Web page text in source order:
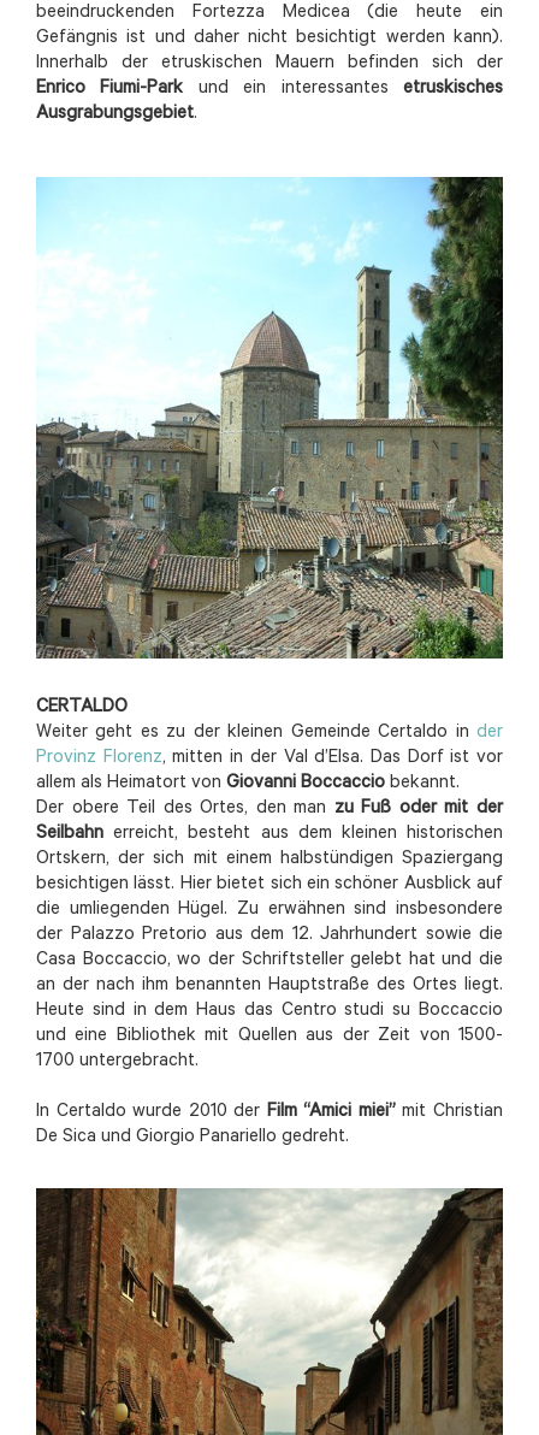
beeindruckenden Fortezza Medicea (die heute ein
Gefängnis ist und daher nicht besichtigt werden kann).
Innerhalb der etruskischen Mauern befinden sich der
Enrico Fiumi-Park und ein interessantesetruskisches
Ausgrabungsgebiet.
CERTALDO
Weiter geht es zu der kleinen Gemeinde Certaldo in der
Provinz Florenz, mitten in der Val d’Elsa. Das Dorf ist vor
allem als Heimatort von Giovanni Boccaccio bekannt.
Der obere Teil des Ortes, den man zu Fuß oder mit der
Seilbahnerreicht, besteht aus dem kleinen historischen
Ortskern, der sich mit einem halbstündigen Spaziergang
besichtigen lässt. Hier bietet sich ein schöner Ausblick auf
die umliegenden Hügel. Zu erwähnen sind insbesondere
der Palazzo Pretorio aus dem 12. Jahrhundert sowie die
Casa Boccaccio, wo der Schriftsteller gelebt hat und die
an der nach ihm benannten Hauptstraße des Ortes liegt.
Heute sind in dem Haus das Centro studi su Boccaccio
und eine Bibliothek mit Quellen aus der Zeit von 1500-
1700 untergebracht.
In Certaldo wurde 2010 der Film “Amici miei”mit Christian
De Sica und Giorgio Panariello gedreht.